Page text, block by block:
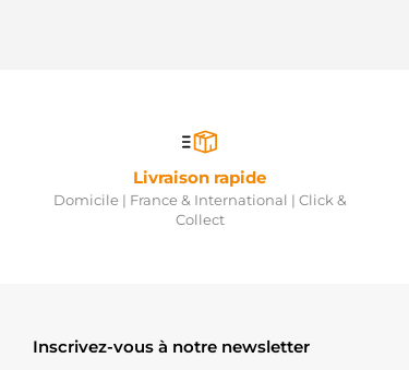
Livraison rapide
Domicile | France & International | Click &
Collect
Inscrivez-vous à notre newsletter